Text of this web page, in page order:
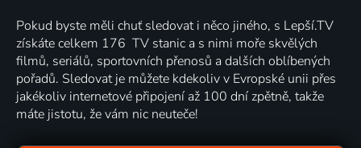
Pokud byste měli chuť sledovat i něco jiného, s Lepší.TV
získáte celkem 176 TV stanic a s nimi moře skvělých
filmů, seriálů, sportovních přenosů a dalších oblíbených
pořadů. Sledovat je můžete kdekoliv v Evropské unii přes
jakékoliv internetové připojení až 100 dní zpětně, takže
máte jistotu, že vám nic neuteče!